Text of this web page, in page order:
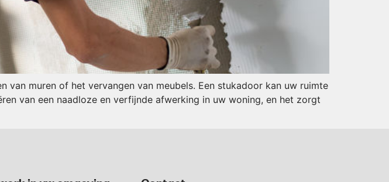
van muren of het vervangen van meubels. Een stukadoor kan uw ruimte
van een naadloze en verfijnde afwerking in uw woning, en het zorgt